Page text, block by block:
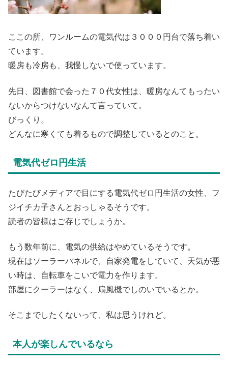
ここの所、ワンルームの電気代は３０００円台で落ち着い
ています。
暖房も冷房も、我慢しないで使っています。
先日、図書館で会った７０代女性は、暖房なんてもったい
ないからつけないなんて言っていて。
びっくり。
どんなに寒くても着るもので調整しているとのこと。
電気代ゼロ円生活
たびたびメディアで目にする電気代ゼロ円生活の女性、フ
ジイチカ子さんとおっしゃるそうです。
読者の皆様はご存じでしょうか。
もう数年前に、電気の供給はやめているそうです。
現在はソーラーパネルで、自家発電をしていて、天気が悪
い時は、自転車をこいで電力を作ります。
部屋にクーラーはなく、扇風機でしのいでいるとか。
そこまでしたくないって、私は思うけれど。
本人が楽しんでいるなら